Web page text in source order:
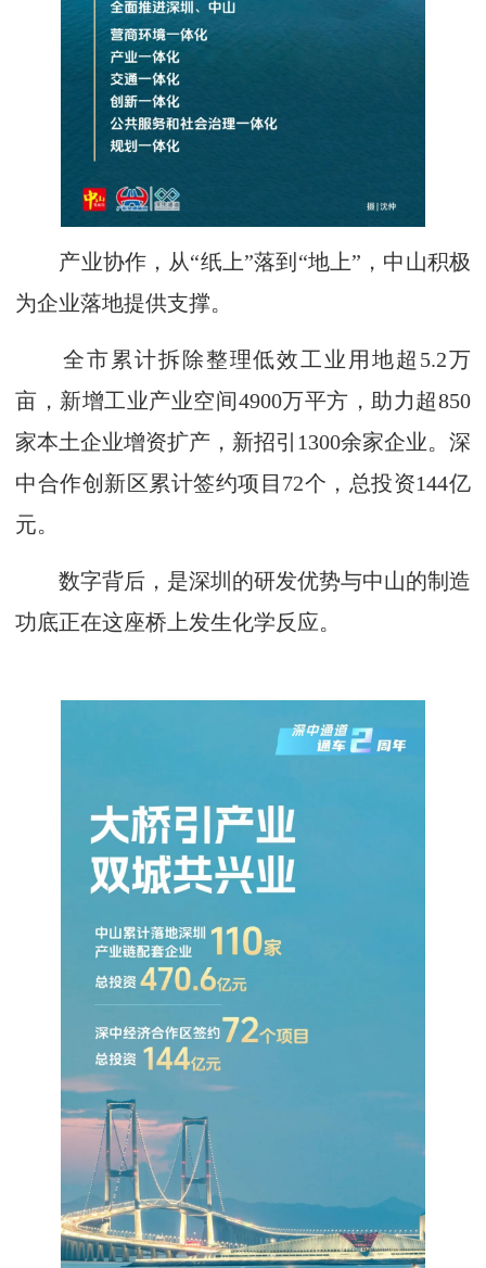
产业协作，从“纸上”落到“地上”，中山积极
为企业落地提供支撑。
全市累计拆除整理低效工业用地超5.2万
亩，新增工业产业空间4900万平方，助力超850
家本土企业增资扩产，新招引1300余家企业。深
中合作创新区累计签约项目72个，总投资144亿
元。
数字背后，是深圳的研发优势与中山的制造
功底正在这座桥上发生化学反应。